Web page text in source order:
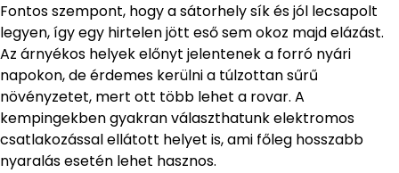
Fontos szempont, hogy a sátorhely sík és jól lecsapolt
legyen, így egy hirtelen jött eső sem okoz majd elázást.
Az árnyékos helyek előnyt jelentenek a forró nyári
napokon, de érdemes kerülni a túlzottan sűrű
növényzetet, mert ott több lehet a rovar. A
kempingekben gyakran választhatunk elektromos
csatlakozással ellátott helyet is, ami főleg hosszabb
nyaralás esetén lehet hasznos.